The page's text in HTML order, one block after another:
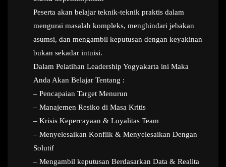
Peserta akan belajar teknik-teknik praktis dalam
mengurai masalah kompleks, menghindari jebakan
asumsi, dan mengambil keputusan dengan keyakinan
bukan sekadar intuisi.
Dalam Pelatihan Leadership Yogyakarta ini Maka
Anda Akan Belajar Tentang :
– Pencapaian Target Menurun
– Manajemen Resiko di Masa Kritis
– Krisis Kepercayaan & Loyalitas Team
– Menyelesaikan Konflik & Menyelesaikan Dengan
Solutif
– Mengambil keputusan Berdasarkan Data & Realita